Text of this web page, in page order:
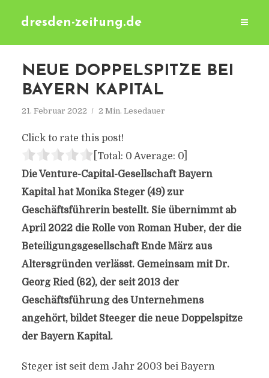
dresden-zeitung.de
NEUE DOPPELSPITZE BEI
BAYERN KAPITAL
21. Februar 2022 2 Min. Lesedauer
Click to rate this post!
[Total: 0 Average: 0]
Die Venture-Capital-Gesellschaft Bayern
Kapital hat Monika Steger (49) zur
Geschäftsführerin bestellt. Sie übernimmt ab
April 2022 die Rolle von Roman Huber, der die
Beteiligungsgesellschaft Ende März aus
Altersgründen verlässt. Gemeinsam mit Dr.
Georg Ried (62), der seit 2013 der
Geschäftsführung des Unternehmens
angehört, bildet Steeger die neue Doppelspitze
der Bayern Kapital.
Steger ist seit dem Jahr 2003 bei Bayern